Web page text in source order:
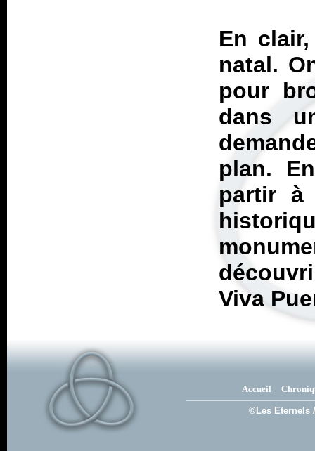
En
natal.
pour
dans
plan.
partir à
Viva
Accueil
©Les Eternels